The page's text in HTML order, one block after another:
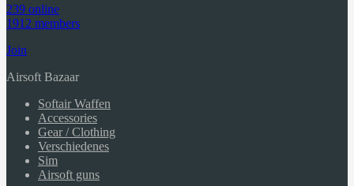
239 online
1912 members
Join
Airsoft Bazaar
Softair Waffen
Accessories
Gear / Clothing
Verschiedenes
Sim
Airsoft guns